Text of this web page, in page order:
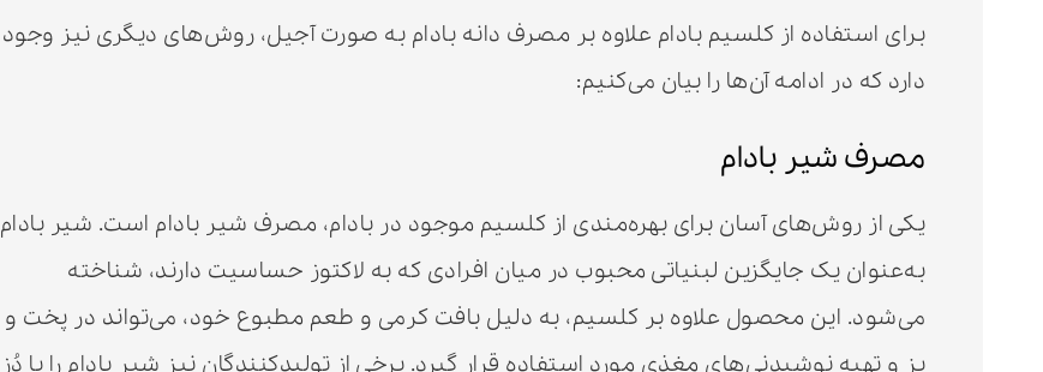
برای استفاده از کلسیم بادام علاوه بر مصرف دانه بادام به صورت آجیل، روش‌های دیگری نیز وجود
دارد که در ادامه آن‌ها را بیان می‌کنیم:
مصرف شیر بادام
یکی از روش‌های آسان برای بهره‌مندی از کلسیم موجود در بادام، مصرف شیر بادام است. شیر بادام
به‌عنوان یک جایگزین لبنیاتی محبوب در میان افرادی که به لاکتوز حساسیت دارند، شناخته
می‌شود. این محصول علاوه بر کلسیم، به دلیل بافت کرمی و طعم مطبوع خود، می‌تواند در پخت و
پز و تهیه نوشیدنی‌های مغذی مورد استفاده قرار گیرد. برخی از تولیدکنندگان نیز شیر بادام را با دُز